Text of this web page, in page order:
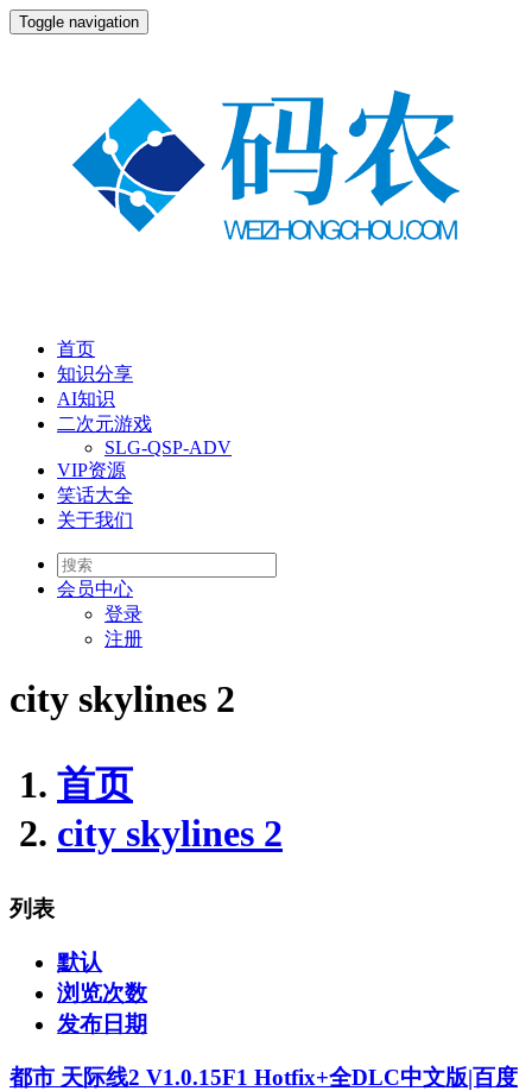
Toggle navigation
首页
知识分享
AI知识
二次元游戏
SLG-QSP-ADV
VIP资源
笑话大全
关于我们
会员中心
登录
注册
city skylines 2
首页
city skylines 2
列表
默认
浏览次数
发布日期
都市 天际线2 V1.0.15F1 Hotfix+全DLC中文版|百度